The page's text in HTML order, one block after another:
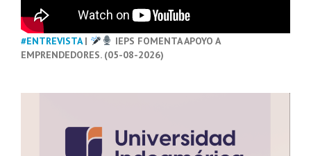
#ENTREVISTA|
IEPS FOMENTA APOYO A
EMPRENDEDORES. (05-08-2026)